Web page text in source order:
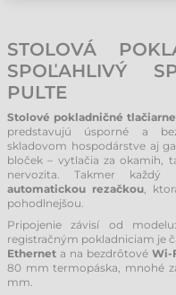
STOLOVÁ
SPOĽAHLIVÝ
PULTE
Stolové pokladničné tlačiarne
predstavujú úsporné a
skladovom hospodárstve aj
bloček – vytlačia za okamih,
nervozita. Takmer
automatickou rezačkou,
pohodlnejšou.
Pripojenie závisí od
registračným pokladniciam je
Ethernet a na bezdrôtové Wi-
80 mm termopáska, mnohé
mm.